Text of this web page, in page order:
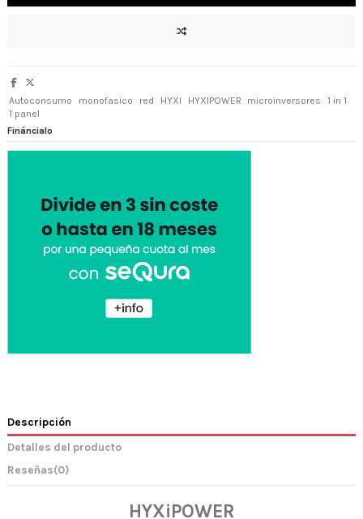
Autoconsumo monofasico red HYXI HYXIPOWER microinversores
1 in 1
1 panel
Fináncialo
Descripción
Detalles del producto
Reseñas(0)
HYXiPOWER